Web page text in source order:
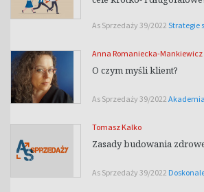
As Sprzedaży 39/2022 Strategie
Anna Romaniecka-Mankiewicz
O czym myśli klient?
As Sprzedaży 39/2022
Tomasz Kalko
Zasady budowania
As Sprzedaży 39/2022